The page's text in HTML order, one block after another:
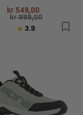
kr 549,00
kr 999,00
Karakter:
3.9 av 5 mulige